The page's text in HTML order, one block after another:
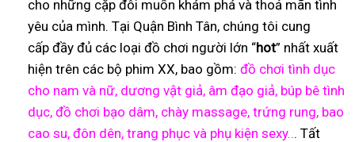
cho những cặp đôi muốn khám phá và thoả mãn tình
yêu của mình. Tại Quận Bình Tân, chúng tôi cung
cấp đầy đủ các loại đồ chơi người lớn “hot” nhất xuất
hiện trên các bộ phim XX, bao gồm: đồ chơi tình dục
cho nam và nữ, dương vật giả, âm đạo giả, búp bê tình
dục, đồ chơi bạo dâm, chày massage, trứng rung, bao
cao su, đôn dên, trang phục và phụ kiện sexy... Tất